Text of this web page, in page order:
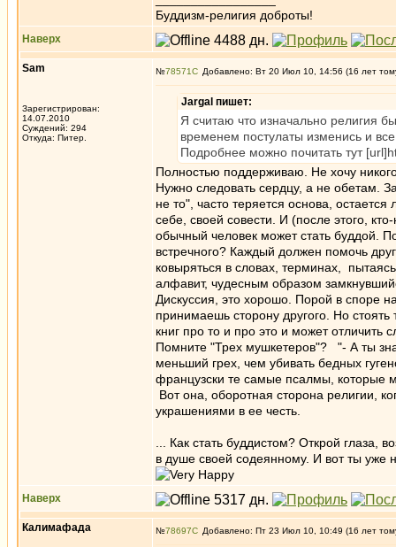
Буддизм-религия доброты!
Наверх
Sam
Зарегистрирован:
14.07.2010
Суждений: 294
Откуда: Питер.
№78571 Добавлено: Вт 20 Июл 10, 14:56 (16 лет
Jargal пишет:
Я считаю что изначально религия
временем постулаты изменись и
Подробнее можно почитать тут
Полностью поддерживаю. Не хочу
Нужно следовать сердцу, а не обетам.
не то", часто теряется основа,
себе, своей совести. И (после этого,
обычный человек может стать буддой.
встречного? Каждый должен помочь
ковыряться в словах, терминах,
алфавит, чудесным образом
Дискуссия, это хорошо. Порой в споре
принимаешь сторону другого. Но стоять
книг про то и про это и может отличить
Помните "Трех мушкетеров"? "- А ты
меньший грех, чем убивать бедных
французски те самые псалмы, которые
Вот она, оборотная сторона религии,
украшениями в ее честь.
... Как стать буддистом? Открой
в душе своей содеянному. И вот ты уже
Наверх
Калимафада №78697 Добавлено: Пт 23 Июл 10, 10:49 (16 лет